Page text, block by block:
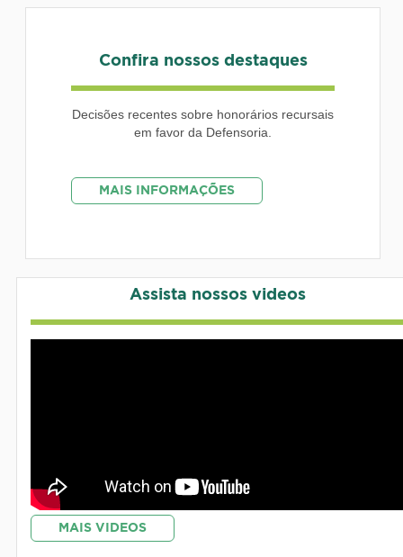
Confira nossos destaques
Decisões recentes sobre honorários recursais
em favor da Defensoria.
MAIS INFORMAÇÕES
Assista nossos videos
MAIS VIDEOS